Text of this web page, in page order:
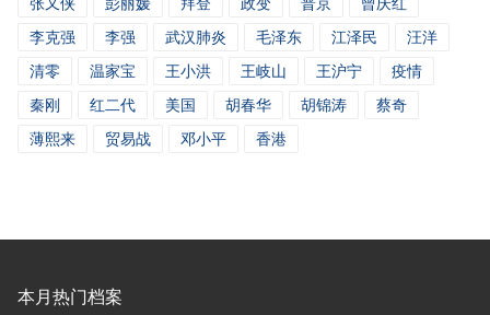
李克强
李强 武汉肺炎 毛泽东 江泽民
汪洋
清零
温家宝 王小洪 王岐山 王沪宁
疫情
秦刚
红二代 美国 胡春华 胡锦涛
蔡奇
薄熙来
贸易战 邓小平 香港
本月热门档案